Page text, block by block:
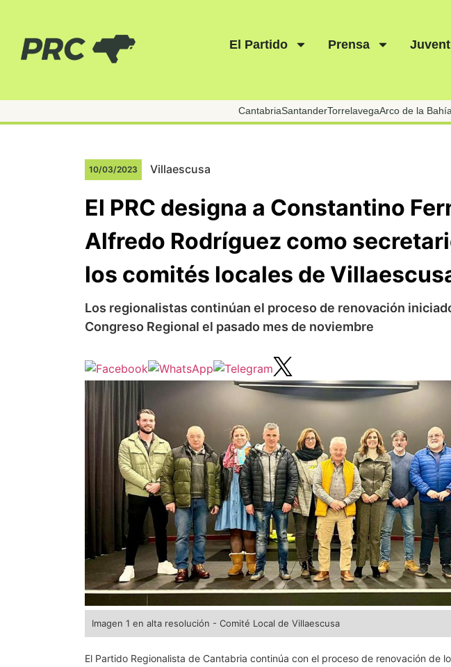
El Partido Prensa
CantabriaSantanderTorrelavegaArco de la Bahía
10/03/2023 Villaescusa
El PRC designa a Constantino
Alfredo Rodríguez como
los comités locales de
Los regionalistas continúan el proceso de renovación
Congreso Regional el pasado mes de noviembre
Imagen 1 en alta resolución - Comité Local de Villaescusa
El Partido Regionalista de Cantabria continúa con el proceso de renovación de